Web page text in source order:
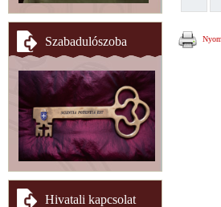
Szabadulószoba
Hivatali kapcsolat